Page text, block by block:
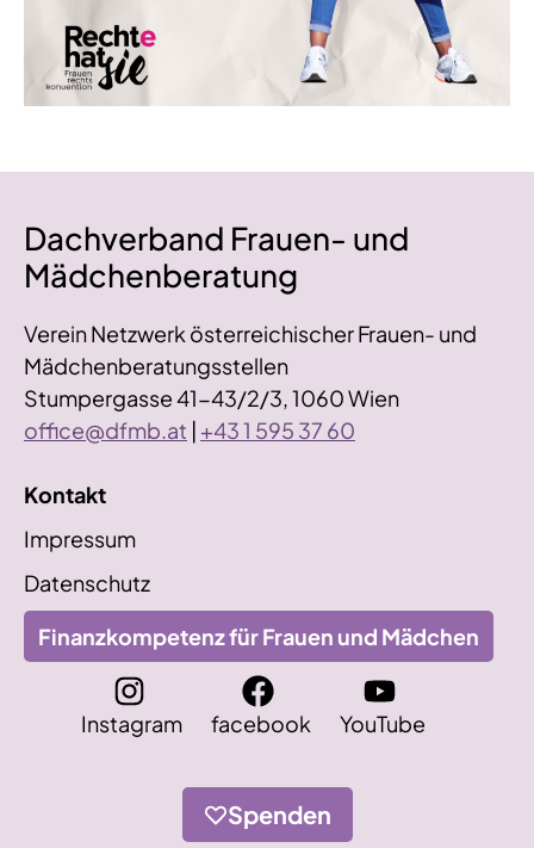
Dachverband Frauen- und
Mädchenberatung
Verein Netzwerk österreichischer Frauen- und
Mädchenberatungsstellen
Stumpergasse 41-43/2/3, 1060 Wien
office@dfmb.at | +43 1 595 37 60
Kontakt
Impressum
Datenschutz
Finanzkompetenz für Frauen und Mädchen
Instagram facebook YouTube
Spenden